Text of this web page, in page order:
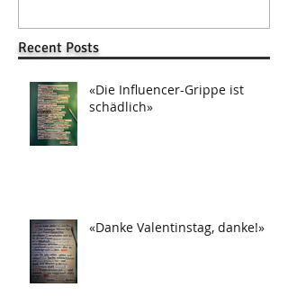
Recent Posts
«Die Influencer-Grippe ist
schädlich»
«Danke Valentinstag, danke!»